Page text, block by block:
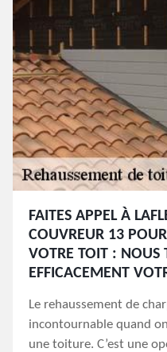
FAITES APPEL À
COUVREUR 13
VOTRE TOIT : NOUS
EFFICACEMENT
Le rehaussement de
incontournable quand
une toiture. C’est une